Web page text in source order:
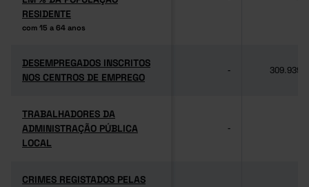
RESIDENTE
com 15 a 64 anos
RESIDENTE
com 15 a 64 anos
DESEMPREGADOS INSCRITOS
NOS CENTROS DE EMPREGO
DESEMPREGADOS INSCRITOS
NOS CENTROS DE EMPREGO
- 309.939
TRABALHADORES DA
ADMINISTRAÇÃO PÚBLICA
LOCAL
TRABALHADORES DA
ADMINISTRAÇÃO PÚBLICA
LOCAL
-
CRIMES REGISTADOS PELAS
CRIMES REGISTADOS PELAS